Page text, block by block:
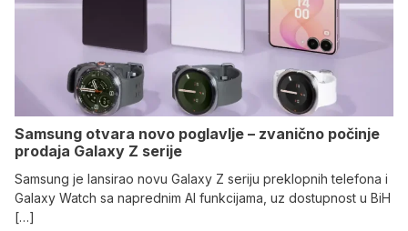
Samsung otvara novo poglavlje – zvanično počinje
prodaja Galaxy Z serije
Samsung je lansirao novu Galaxy Z seriju preklopnih telefona i
Galaxy Watch sa naprednim AI funkcijama, uz dostupnost u BiH
[…]